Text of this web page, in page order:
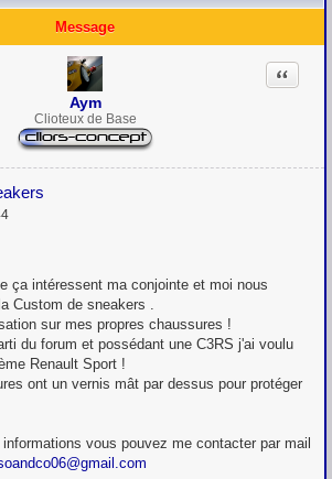
Message
Aym
Clioteux de Base
Citation
ça intéressent ma conjointe et moi nous
Custom de sneakers .
sur mes propres chaussures !
du forum et possédant une C3RS j'ai voulu
Renault Sport !
ont un vernis mât par dessus pour protéger
vous pouvez me contacter par mail